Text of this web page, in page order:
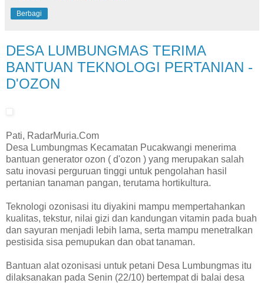
Berbagi
DESA LUMBUNGMAS TERIMA
BANTUAN TEKNOLOGI PERTANIAN -
D'OZON
Pati, RadarMuria.Com
Desa Lumbungmas Kecamatan Pucakwangi menerima
bantuan generator ozon ( d'ozon ) yang merupakan salah
satu inovasi perguruan tinggi untuk pengolahan hasil
pertanian tanaman pangan, terutama hortikultura.
Teknologi ozonisasi itu diyakini mampu mempertahankan
kualitas, tekstur, nilai gizi dan kandungan vitamin pada buah
dan sayuran menjadi lebih lama, serta mampu menetralkan
pestisida sisa pemupukan dan obat tanaman.
Bantuan alat ozonisasi untuk petani Desa Lumbungmas itu
dilaksanakan pada Senin (22/10) bertempat di balai desa